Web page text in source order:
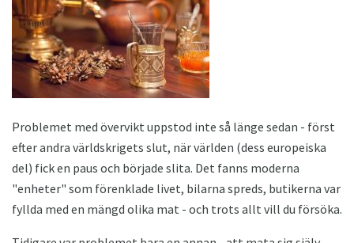
Problemet med övervikt uppstod inte så länge sedan - först
efter andra världskrigets slut, när världen (dess europeiska
del) fick en paus och började slita. Det fanns moderna
"enheter" som förenklade livet, bilarna spreds, butikerna var
fyllda med en mängd olika mat - och trots allt vill du försöka.